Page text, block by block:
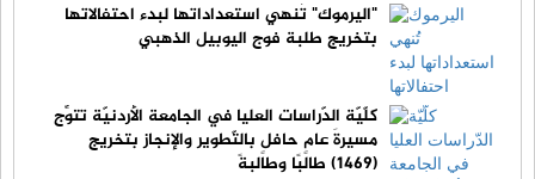
"اليرموك" تُنهي استعداداتها لبدء احتفالاتها
بتخريج طلبة فوج اليوبيل الذهبي
كلّيّة الدّراسات العليا في الجامعة الأردنيّة تتوِّج
مسيرةَ عامٍ حافلٍ بالتّطوير والإنجاز بتخريج
(1469) طالبًا وطالبةً